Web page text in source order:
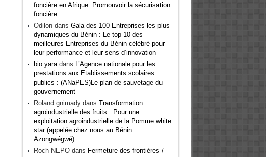
foncière en Afrique: Promouvoir la sécurisation
foncière
Odilondans Gala des 100 Entreprises les plus
dynamiques du Bénin : Le top 10 des
meilleures Entreprises du Bénin célébré pour
leur performance et leur sens d’innovation
bio yaradans L’Agence nationale pour les
prestations aux Etablissements scolaires
publics : (ANaPES)Le plan de sauvetage du
gouvernement
Roland gnimadydans Transformation
agroindustrielle des fruits : Pour une
exploitation agroindustrielle de la Pomme white
star (appelée chez nous au Bénin :
Azongwégwé)
Roch NEPOdans Fermeture des frontières /